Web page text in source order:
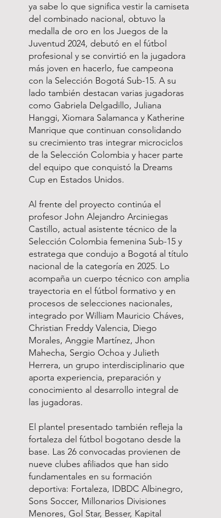
ya sabe lo que significa vestir la camiseta
del combinado nacional, obtuvo la
medalla de oro en los Juegos de la
Juventud 2024, debutó en el fútbol
profesional y se convirtió en la jugadora
más joven en hacerlo, fue campeona
con la Selección Bogotá Sub-15. A su
lado también destacan varias jugadoras
como Gabriela Delgadillo, Juliana
Hanggi, Xiomara Salamanca y Katherine
Manrique que continuan consolidando
su crecimiento tras integrar microciclos
de la Selección Colombia y hacer parte
del equipo que conquistó la Dreams
Cup en Estados Unidos.
Al frente del proyecto continúa el
profesor John Alejandro Arciniegas
Castillo, actual asistente técnico de la
Selección Colombia femenina Sub-15 y
estratega que condujo a Bogotá al título
nacional de la categoría en 2025. Lo
acompaña un cuerpo técnico con amplia
trayectoria en el fútbol formativo y en
procesos de selecciones nacionales,
integrado por William Mauricio Cháves,
Christian Freddy Valencia, Diego
Morales, Anggie Martínez, Jhon
Mahecha, Sergio Ochoa y Julieth
Herrera, un grupo interdisciplinario que
aporta experiencia, preparación y
conocimiento al desarrollo integral de
las jugadoras.
El plantel presentado también refleja la
fortaleza del fútbol bogotano desde la
base. Las 26 convocadas provienen de
nueve clubes afiliados que han sido
fundamentales en su formación
deportiva: Fortaleza, IDBDC Albinegro,
Sons Soccer, Millonarios Divisiones
Menores, Gol Star, Besser, Kapital